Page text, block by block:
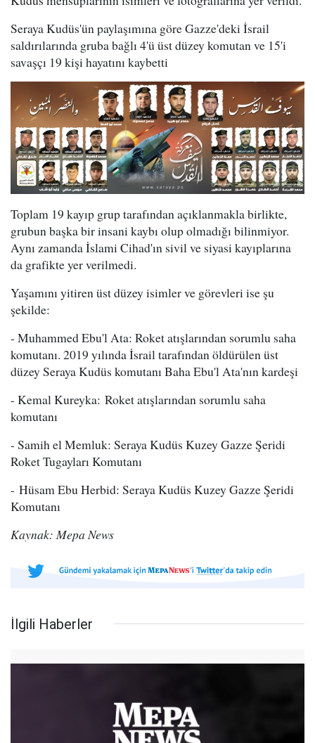
Seraya Kudüs'ün paylaşımına göre Gazze'deki İsrail
saldırılarında gruba bağlı 4'ü üst düzey komutan ve 15'i
savaşçı 19 kişi hayatını kaybetti
Toplam 19 kayıp grup tarafından açıklanmakla birlikte,
grubun başka bir insani kaybı olup olmadığı bilinmiyor.
Aynı zamanda İslami Cihad'ın sivil ve siyasi kayıplarına
da grafikte yer verilmedi.
Yaşamını yitiren üst düzey isimler ve görevleri ise şu
şekilde:
- Muhammed Ebu'l Ata: Roket atışlarından sorumlu saha
komutanı. 2019 yılında İsrail tarafından öldürülen üst
düzey Seraya Kudüs komutanı Baha Ebu'l Ata'nın kardeşi
- Kemal Kureyka: Roket atışlarından sorumlu saha
komutanı
- Samih el Memluk: Seraya Kudüs Kuzey Gazze Şeridi
Roket Tugayları Komutanı
- Hüsam Ebu Herbid: Seraya Kudüs Kuzey Gazze Şeridi
Komutanı
Kaynak: Mepa News
İlgili Haberler